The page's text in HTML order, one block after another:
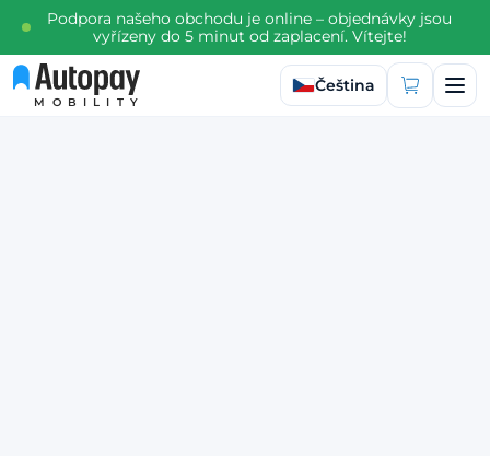
Podpora našeho obchodu je online – objednávky jsou
vyřízeny do 5 minut od zaplacení. Vítejte!
MOBILITY
Vyberte jazyk
Čeština